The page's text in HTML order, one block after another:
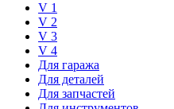
V 1
V 2
V 3
V 4
Для гаража
Для деталей
Для запчастей